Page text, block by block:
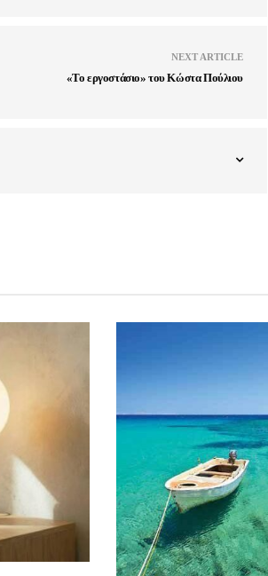
NEXT ARTICLE
«Το εργοστάσιο» του Κώστα Πούλιου